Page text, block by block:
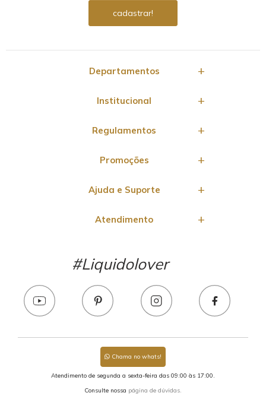
Departamentos
Institucional
Regulamentos
Promoções
Ajuda e Suporte
Atendimento
#Liquidolover
Chama no whats!
Atendimento de segunda a sexta-feira das 09:00 às 17:00.
Consulte nossa página de dúvidas.